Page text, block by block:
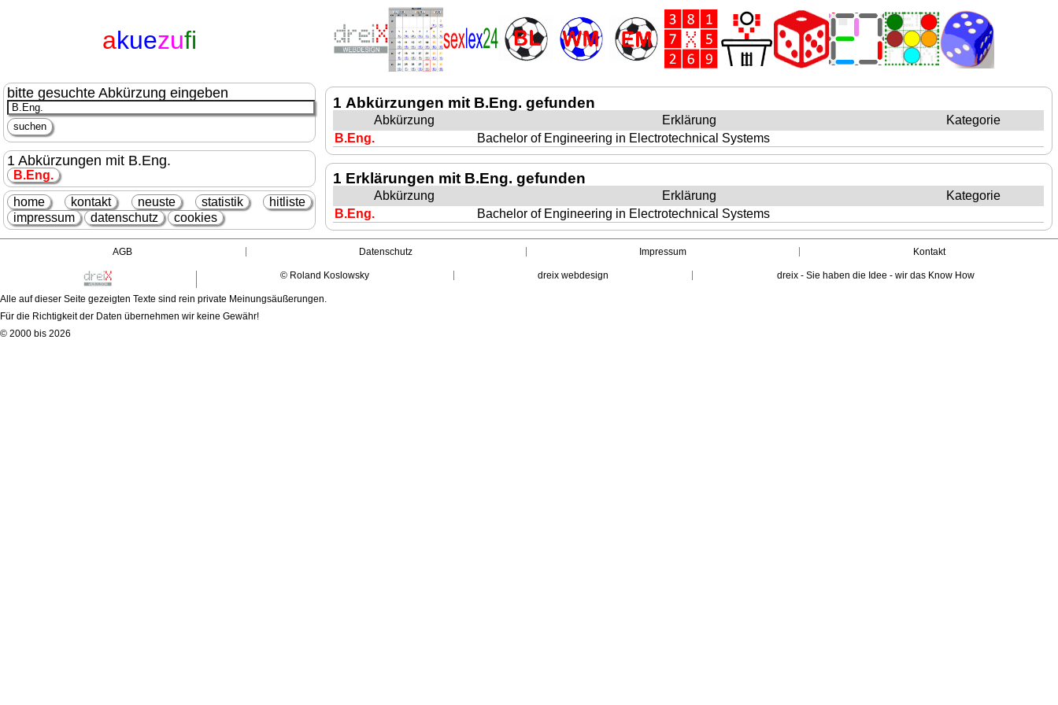
akuezufi
bitte gesuchte Abkürzung eingeben
1 Abkürzungen mit B.Eng.
B.Eng.
home kontakt neuste statistik
hitliste
impressum
datenschutz cookies
1 Abkürzungen mit B.Eng. gefunden
Abkürzung Erklärung
Kategorie
B.Eng.
Bachelor of Engineering in Electrotechnical Systems
1 Erklärungen mit B.Eng. gefunden
Abkürzung Erklärung
Kategorie
B.Eng.
Bachelor of Engineering in Electrotechnical Systems
AGB Datenschutz Impressum Kontakt
© Roland Koslowsky dreix webdesign dreix - Sie haben die Idee - wir das Know How
Alle auf dieser Seite gezeigten Texte sind rein private Meinungsäußerungen.
Für die Richtigkeit der Daten übernehmen wir keine Gewähr!
© 2000 bis 2026